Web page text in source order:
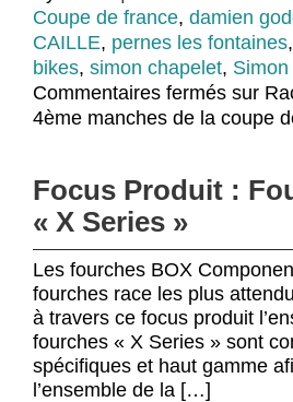
Coupe de france, damien
CAILLE, pernes les fontaines,
bikes, simon chapelet,
Commentaires fermés sur
4ème manches de la coupe
Focus Produit :
« X Series »
Les fourches BOX
fourches race les plus
à travers ce focus produit
fourches « X Series » sont
spécifiques et haut gamme
l’ensemble de la […]